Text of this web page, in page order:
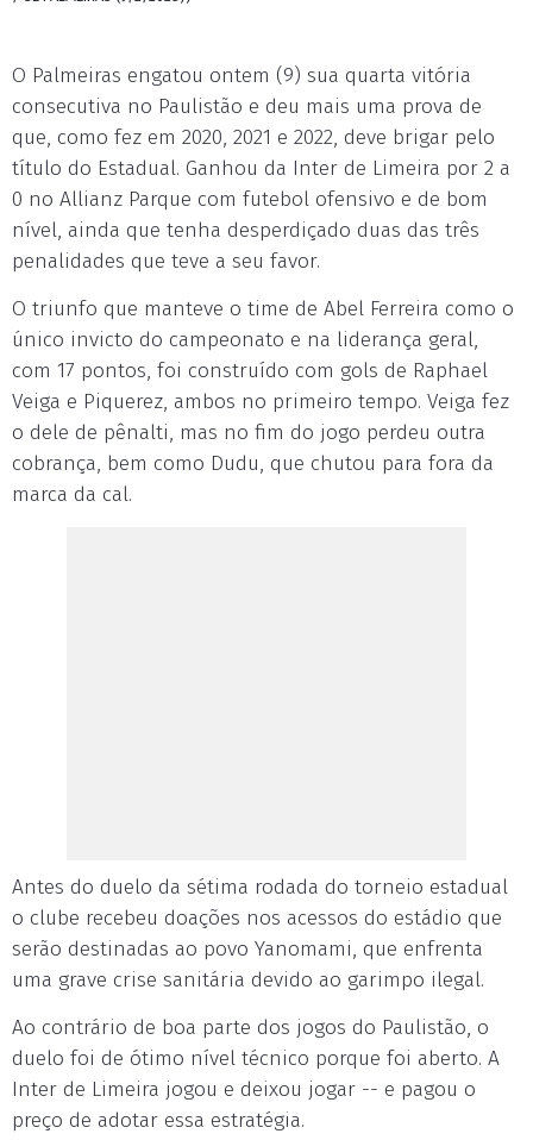
O Palmeiras engatou ontem (9) sua quarta vitória
consecutiva no Paulistão e deu mais uma prova de
que, como fez em 2020, 2021 e 2022, deve brigar pelo
título do Estadual. Ganhou da Inter de Limeira por 2 a
0 no Allianz Parque com futebol ofensivo e de bom
nível, ainda que tenha desperdiçado duas das três
penalidades que teve a seu favor.
O triunfo que manteve o time de Abel Ferreira como o
único invicto do campeonato e na liderança geral,
com 17 pontos, foi construído com gols de Raphael
Veiga e Piquerez, ambos no primeiro tempo. Veiga fez
o dele de pênalti, mas no fim do jogo perdeu outra
cobrança, bem como Dudu, que chutou para fora da
marca da cal.
Antes do duelo da sétima rodada do torneio estadual
o clube recebeu doações nos acessos do estádio que
serão destinadas ao povo Yanomami, que enfrenta
uma grave crise sanitária devido ao garimpo ilegal.
Ao contrário de boa parte dos jogos do Paulistão, o
duelo foi de ótimo nível técnico porque foi aberto. A
Inter de Limeira jogou e deixou jogar -- e pagou o
preço de adotar essa estratégia.